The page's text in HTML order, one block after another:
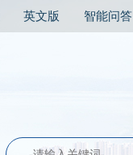
英文版 智能问答